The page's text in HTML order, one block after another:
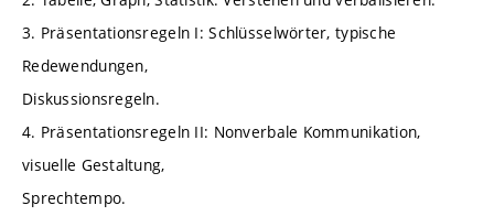
3. Präsentationsregeln I: Schlüsselwörter, typische
Redewendungen,
Diskussionsregeln.
4. Präsentationsregeln II: Nonverbale Kommunikation,
visuelle Gestaltung,
Sprechtempo.